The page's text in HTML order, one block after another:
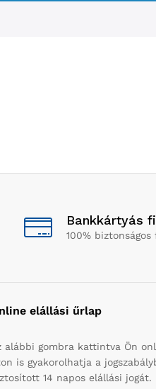
Bankkártyás
100% biztonságos
elállási űrlap
alábbi gombra kattintva Ön
is gyakorolhatja a
14 napos elállási jogát.